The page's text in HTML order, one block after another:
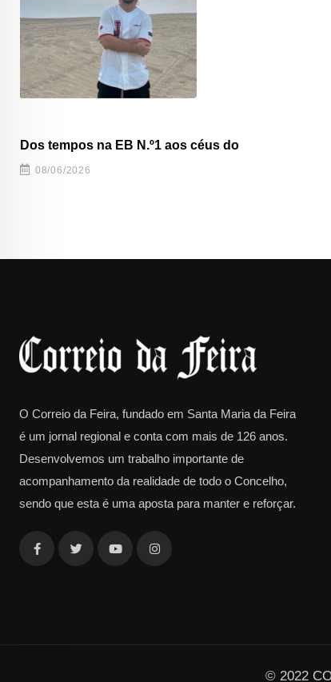
Dos tempos na EB N.º1 aos céus do
08/06/2026
O Correio da Feira, fundado em Santa Maria da Feira
é um jornal regional e conta com mais de 126 anos.
Desenvolvemos um trabalho importante de
acompanhamento da realidade de todo o Concelho,
sendo que esta é uma aposta para manter e reforçar.
© 2022